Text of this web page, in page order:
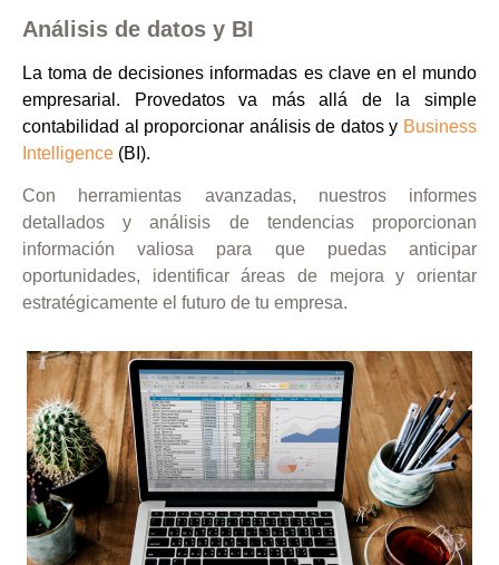
Análisis de datos y BI
La toma de decisiones informadas es clave en el mundo
empresarial. Provedatos va más allá de la simple
contabilidad al proporcionar análisis de datos y Business
Intelligence (BI).
Con herramientas avanzadas, nuestros informes
detallados y análisis de tendencias proporcionan
información valiosa para que puedas anticipar
oportunidades, identificar áreas de mejora y orientar
estratégicamente el futuro de tu empresa.